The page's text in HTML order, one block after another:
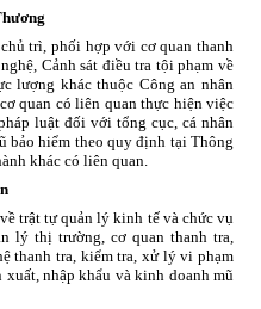
ương
trì, phối hợp với cơ quan thanh
Cảnh sát điều tra tội phạm về
lượng khác thuộc Công an nhân
quan có liên quan thực hiện việc
luật đối với tổng cục, cá nhân
bảo hiểm theo quy định tại Thông
khác có liên quan.
trật tự quản lý kinh tế và chức vụ
lý thị trường, cơ quan thanh tra,
thanh tra, kiểm tra, xử lý vi phạm
nhập khẩu và kinh doanh mũ